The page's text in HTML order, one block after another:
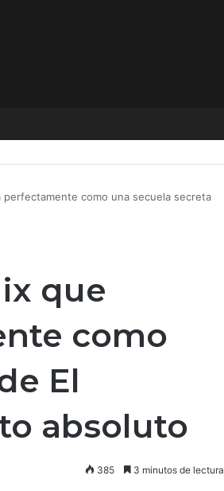
de despojos: Brugada
como una secuela secreta
que
como
El
absoluto
385 3 minutos de lectura